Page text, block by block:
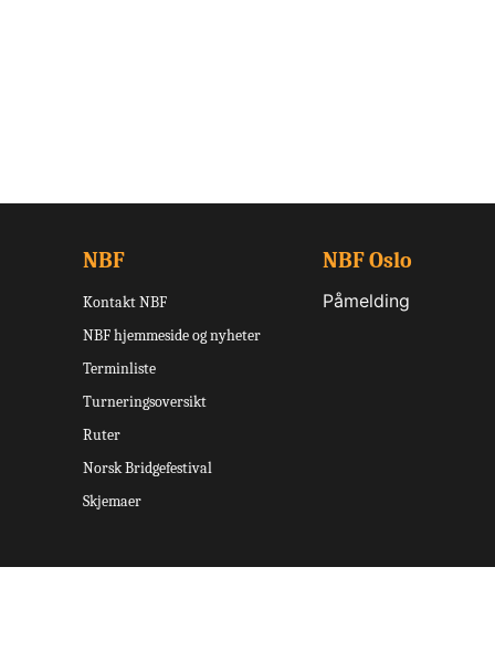
NBF
Kontakt NBF
NBF hjemmeside og nyheter
Terminliste
Turneringsoversikt
Ruter
Norsk Bridgefestival
Skjemaer
NBF Oslo
Påmelding